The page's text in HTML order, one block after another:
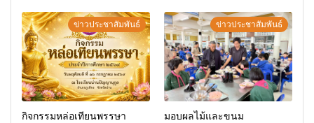
ข่าวประชาสัมพันธ์
กิจกรรมหล่อเทียนพรรษา
ข่าวประชาสัมพันธ์
มอบผลไม้และขนม